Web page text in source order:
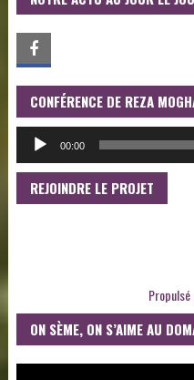
CONFÉRENCE DE REZA
00:00
REJOINDRE LE PROJET
ON SÈME, ON S’AIME AU